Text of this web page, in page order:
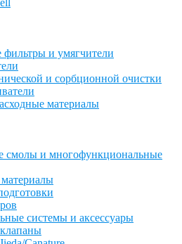
и умягчители
и сорбционной очистки
материалы
смолы и многофункциональные
системы и аксессуары